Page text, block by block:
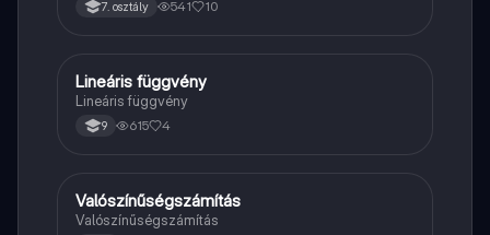
7. osztály 541 10
Matek
Lineáris függvény
Lineáris függvény
9 615 4
Matek
Valószínűségszámítás
Valószínűségszámítás